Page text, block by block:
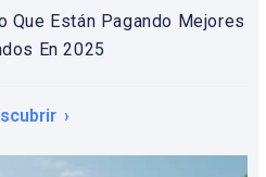
Que Están Pagando Mejores
En 2025